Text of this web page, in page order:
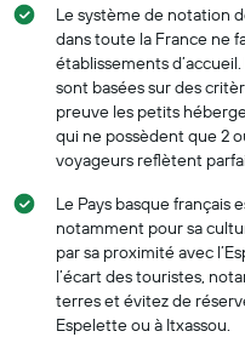
Le système de notation
dans toute la France ne
établissements
sont basées sur des
preuve les petits
qui ne possèdent que 2
voyageurs reflètent
Le Pays basque français
notamment pour sa
par sa proximité avec
l’écart des touristes,
terres et évitez de
Espelette ou à Itxassou.